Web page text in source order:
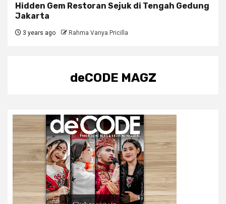
Hidden Gem Restoran Sejuk di Tengah Gedung
Jakarta
3 years ago Rahma Vanya Pricilla
deCODE MAGZ